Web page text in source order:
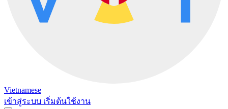
Vietnamese
เข้าสู่ระบบ เริ่มต้นใช้งาน